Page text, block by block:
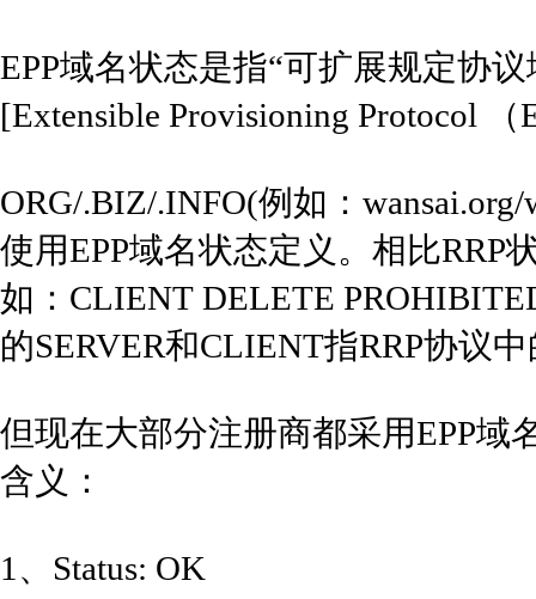
EPP域名状态是指“可扩展规定协
[Extensible Provisioning Protocol （
ORG/.BIZ/.INFO(例如：
使用EPP域名状态定义。相比RRP
如：CLIENT DELETE
的SERVER和CLIENT指RRP协议
但现在大部分注册商都采用EPP域
含义：
1、Status: OK